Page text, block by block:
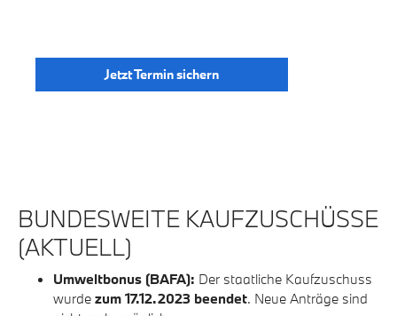
Jetzt Termin sichern
BUNDESWEITE KAUFZUSCHÜSSE
(AKTUELL)
Umweltbonus (BAFA): Der staatliche Kaufzuschuss
wurde zum 17.12.2023 beendet. Neue Anträge sind